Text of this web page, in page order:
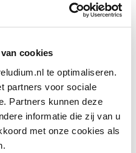
cookies
te optimaliseren.
partners voor sociale
Partners kunnen deze
informatie die zij van u
met onze cookies als
s symfonieën, die me
leven. Maar ik begon me
met
leven. Ik ontdekte andere
architect, mijn moeder
hadden zij een tweede
Folkloristas. Ik groeide op
Het ontdekken van
dat er in de klassieke ca­non